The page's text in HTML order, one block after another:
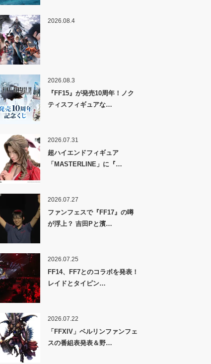
2026.08.4
2026.08.3
『FF15』が発売10周年！ノク
ティスフィギュアな…
2026.07.31
超ハイエンドフィギュア
「MASTERLINE」に『…
2026.07.27
ファンフェスで『FF17』の噂
が浮上？ 吉田Pと濱…
2026.07.25
FF14、FF7とのコラボを発表！
レイドとタイピン…
2026.07.22
「FFXIV」ベルリンファンフェ
スの番組表発表＆野…